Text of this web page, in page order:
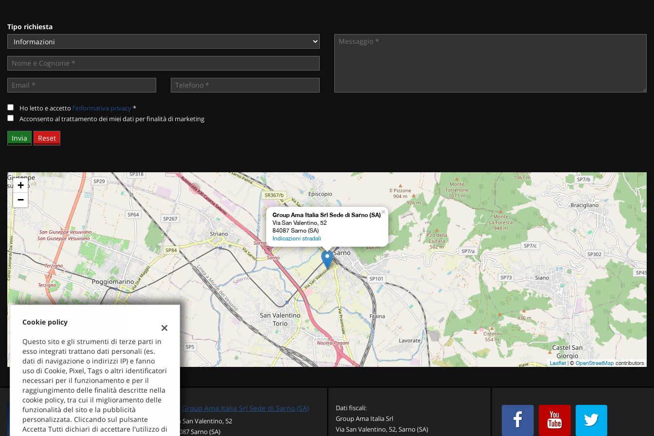
Tipo richiesta
Ho letto e accetto l'informativa privacy*
Acconsento al trattamento dei miei dati per finalità di marketing
Group Ama Italia Srl Sede di Sarno (SA)
Via San Valentino, 52
84087 Sarno (SA)
Indicazioni stradali
×
+
−
Leaflet| © OpenStreetMap contributors
Group Ama Italia Srl Sede di Sarno (SA)
Via San Valentino, 52
84087 Sarno (SA)
Dati fiscali:
Group Ama Italia Srl
Via San Valentino, 52, Sarno (SA)
Cookie policy
Questo sito e gli strumenti di terze parti in
esso integrati trattano dati personali (es.
dati di navigazione o indirizzi IP) e fanno
uso di Cookie, Pixel, Tags o altri identificatori
necessari per il funzionamento e per il
raggiungimento delle finalità descritte nella
cookie policy, tra cui il miglioramento delle
funzionalità del sito e la pubblicità
personalizzata. Cliccando sul pulsante
Accetta Tutti dichiari di accettare l'utilizzo di
adottiamo
per
offrire
le
funzionalità
e
svolgere
le
di
seguito
descritte.
Per
sull'utilità
e
sul
funzionamento
di
questi
strumenti
di
tracciamento
si
rimanda
cookie
policy.
rivedere
modificare
tue
scelte
qualsiasi
momento.